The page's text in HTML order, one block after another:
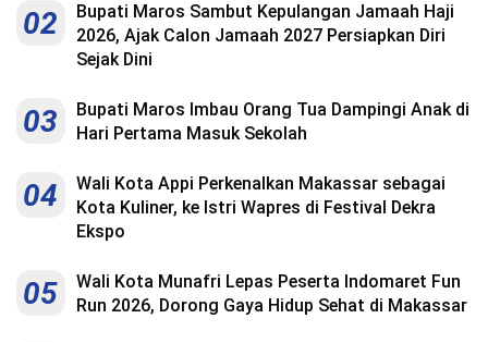
02
Bupati Maros Sambut Kepulangan Jamaah Haji
2026, Ajak Calon Jamaah 2027 Persiapkan Diri
Sejak Dini
03
Bupati Maros Imbau Orang Tua Dampingi Anak di
Hari Pertama Masuk Sekolah
04
Wali Kota Appi Perkenalkan Makassar sebagai
Kota Kuliner, ke Istri Wapres di Festival Dekra
Ekspo
05
Wali Kota Munafri Lepas Peserta Indomaret Fun
Run 2026, Dorong Gaya Hidup Sehat di Makassar